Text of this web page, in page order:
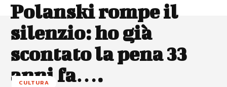
Polanski rompe il
silenzio: ho già
scontato la pena 33
anni fa….
CULTURA